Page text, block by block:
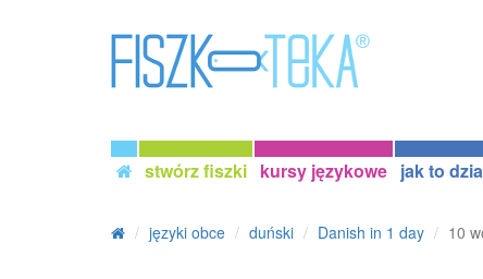
stwórz fiszki kursy językowe jak to
języki obce duński Danish in 1 day 10